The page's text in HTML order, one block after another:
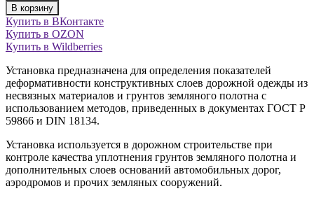
В корзину
Купить в ВКонтакте
Купить в OZON
Купить в Wildberries
Установка предназначена для определения показателей
деформативности конструктивных слоев дорожной одежды из
несвязных материалов и грунтов земляного полотна с
использованием методов, приведенных в документах ГОСТ Р
59866 и DIN 18134.
Установка используется в дорожном строительстве при
контроле качества уплотнения грунтов земляного полотна и
дополнительных слоев оснований автомобильных дорог,
аэродромов и прочих земляных сооружений.